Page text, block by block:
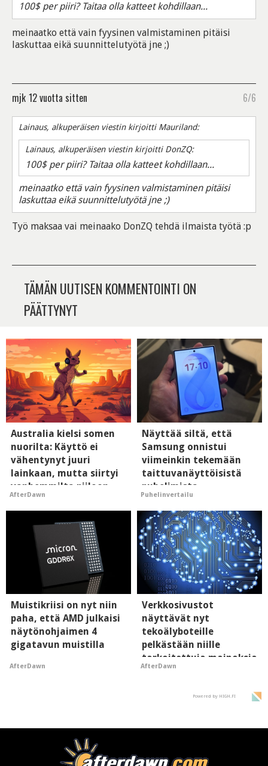
100$ per piiri? Taitaa olla katteet kohdillaan...
meinaatko että vain fyysinen valmistaminen pitäisi
laskuttaa eikä suunnittelutyötä jne ;)
mjk 12 vuotta sitten 6/6
Lainaus, alkuperäisen viestin kirjoitti Mauriland:
Lainaus, alkuperäisen viestin kirjoitti DonZQ:
100$ per piiri? Taitaa olla katteet kohdillaan...
meinaatko että vain fyysinen valmistaminen pitäisi
laskuttaa eikä suunnittelutyötä jne ;)
Työ maksaa vai meinaako DonZQ tehdä ilmaista työtä :p
TÄMÄN UUTISEN KOMMENTOINTI ON
PÄÄTTYNYT
Australia kielsi somen
nuorilta: Käyttö ei
vähentynyt juuri
lainkaan, mutta siirtyi
vanhemmilta piiloon
AfterDawn
Näyttää siltä, että
Samsung onnistui
viimeinkin tekemään
taittuvanäyttöisistä
puhelimista
supersuosittuja
Puhelinvertailu
Muistikriisi on nyt niin
paha, että AMD julkaisi
näytönohjaimen 4
gigatavun muistilla
AfterDawn
Verkkosivustot
näyttävät nyt
tekoälyboteille
pelkästään niille
tarkoitettuja mainoksia
- vaikuttaa tekoälyn
AfterDawn
Powered by HIGH.FI